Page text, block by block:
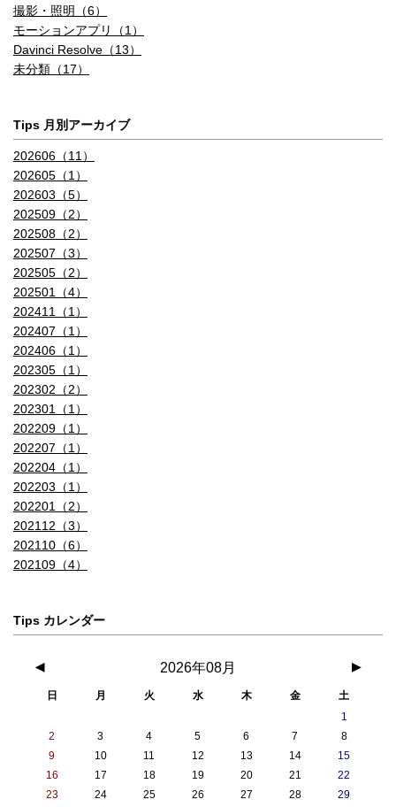
撮影・照明（6）
モーションアプリ（1）
Davinci Resolve（13）
未分類（17）
Tips 月別アーカイブ
202606（11）
202605（1）
202603（5）
202509（2）
202508（2）
202507（3）
202505（2）
202501（4）
202411（1）
202407（1）
202406（1）
202305（1）
202302（2）
202301（1）
202209（1）
202207（1）
202204（1）
202203（1）
202201（2）
202112（3）
202110（6）
202109（4）
Tips カレンダー
2026年08月
◀ ▶
日 月 火 水 木 金
土
1
2
3 4 5 6 7
8
9
10 11 12 13 14
15
16
17 18 19 20 21
22
23
24 25 26 27 28
29